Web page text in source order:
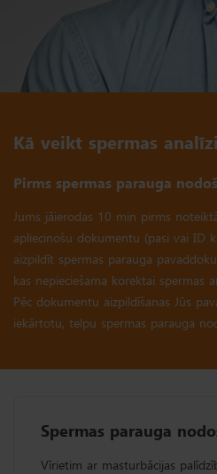
Kā veikt spermas
Pirms spermas parauga
Jums jāierodas 10 min pirms
apliecinošu dokumentu (pasi vai ID
aizpildīt spermas parauga
kas nepieciešama korektai spermas
Pēc dokumentu aizpildīšanas Jūs
iekārtotu, telpu spermas parauga
Spermas parauga
Vīrietim ar masturbācijas